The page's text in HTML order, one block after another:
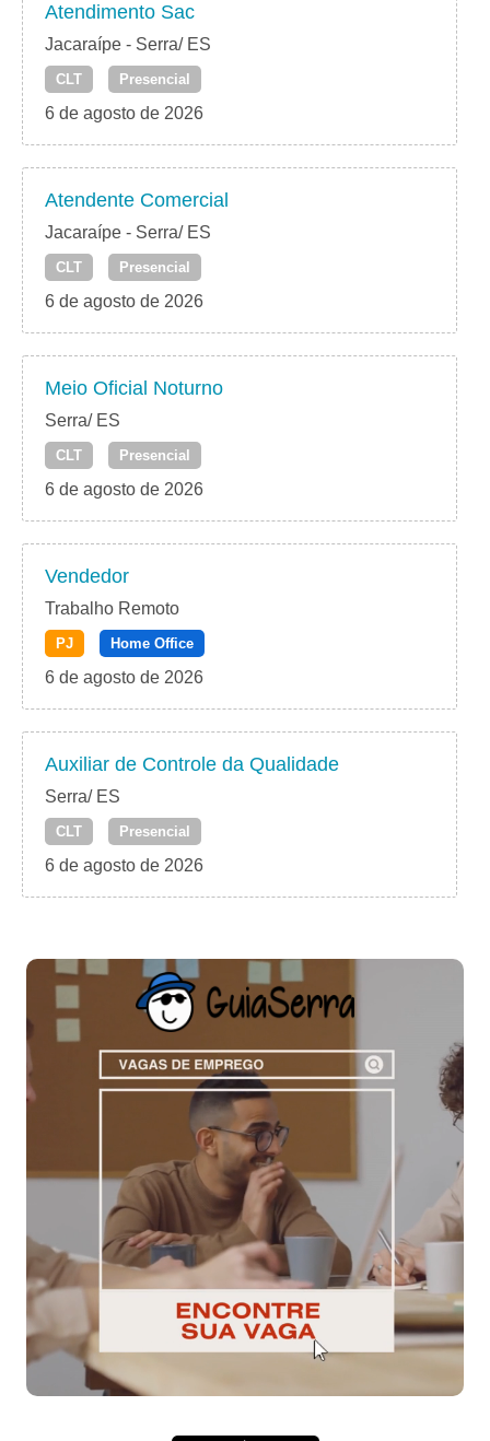
Atendimento Sac
Jacaraípe - Serra/ ES
CLT Presencial
6 de agosto de 2026
Atendente Comercial
Jacaraípe - Serra/ ES
CLT Presencial
6 de agosto de 2026
Meio Oficial Noturno
Serra/ ES
CLT Presencial
6 de agosto de 2026
Vendedor
Trabalho Remoto
PJ Home Office
6 de agosto de 2026
Auxiliar de Controle da Qualidade
Serra/ ES
CLT Presencial
6 de agosto de 2026